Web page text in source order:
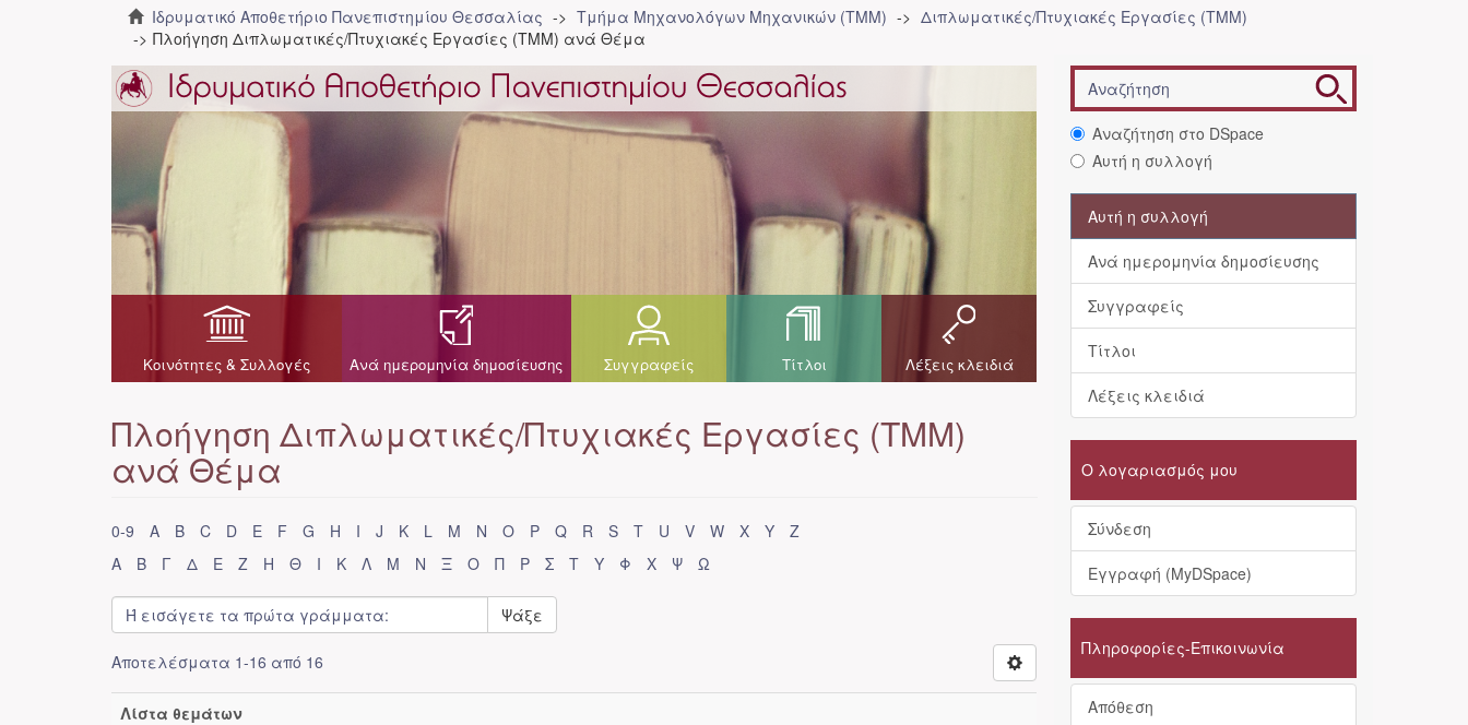
Ιδρυματικό Αποθετήριο Πανεπιστημίου Θεσσαλίας Τμήμα Μηχανολόγων Μηχανικών (ΤΜΜ)
Διπλωματικές/Πτυχιακές Εργασίες (ΤΜΜ)
Πλοήγηση Διπλωματικές/Πτυχιακές Εργασίες (ΤΜΜ) ανά Θέμα
Κοινότητες & Συλλογές Ανά ημερομηνία δημοσίευσης Συγγραφείς Τίτλοι Λέξεις κλειδιά
Πλοήγηση Διπλωματικές/Πτυχιακές Εργασίες (ΤΜΜ)
ανά Θέμα
0-9 A B C D E F G H I J K L M N O P Q R S T U V W X Y
Z
Α
Β Γ Δ Ε Ζ Η Θ Ι Κ Λ Μ Ν Ξ Ο Π Ρ Σ Τ Υ Φ Χ Ψ Ω
Ψάξε
Αποτελέσματα 1-16 από 16
Λίστα θεμάτων
Αναζήτηση στο DSpace
Αυτή η συλλογή
Αυτή η συλλογή
Ανά ημερομηνία δημοσίευσης
Συγγραφείς
Τίτλοι
Λέξεις κλειδιά
Ο λογαριασμός μου
Σύνδεση
Εγγραφή (MyDSpace)
Πληροφορίες-Επικοινωνία
Απόθεση